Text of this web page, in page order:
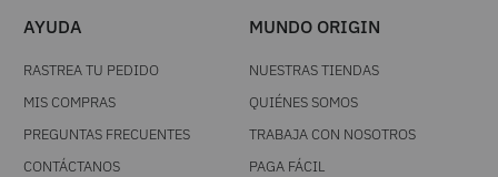
Acepto los términos y condiciones, autorizo el
tratamiento de mis datos personales y acepto la
politica de tratamiento de datos personales